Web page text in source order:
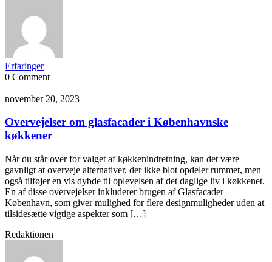
Erfaringer
0 Comment
november 20, 2023
Overvejelser om glasfacader i Københavnske
køkkener
Når du står over for valget af køkkenindretning, kan det være
gavnligt at overveje alternativer, der ikke blot opdeler rummet, men
også tilføjer en vis dybde til oplevelsen af det daglige liv i køkkenet.
En af disse overvejelser inkluderer brugen af Glasfacader
København, som giver mulighed for flere designmuligheder uden at
tilsidesætte vigtige aspekter som […]
Redaktionen